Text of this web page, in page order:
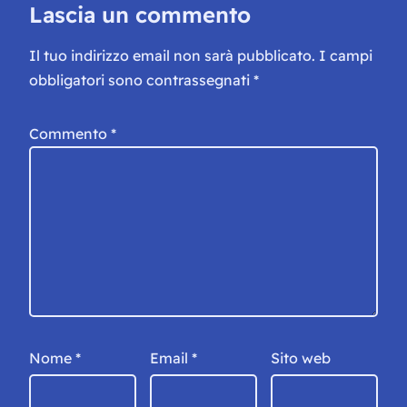
Lascia un commento
Il tuo indirizzo email non sarà pubblicato. I campi
obbligatori sono contrassegnati *
Commento *
Nome * Email * Sito web